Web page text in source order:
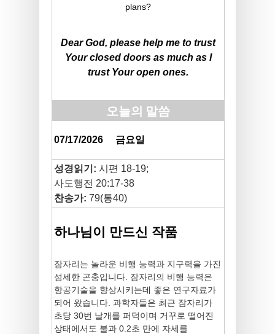
plans?
Dear God, please help me to trust
Your closed doors as much as I
trust Your open ones.
오늘의 말씀
07/17/2026금요일
성경읽기: 시편 18-19;
사도행전 20:17-38
찬송가: 79(통40)
하나님이 만드신 작품
잠자리는 놀라운 비행 능력과 지구력을 가진
섬세한 곤충입니다. 잠자리의 비행 능력은
항공기술을 향상시키는데 좋은 연구자료가
되어 왔습니다. 과학자들은 최근 잠자리가
초당 30번 날개를 퍼덕이며 거꾸로 떨어진
상태에서도 불과 0.2초 만에 자세를